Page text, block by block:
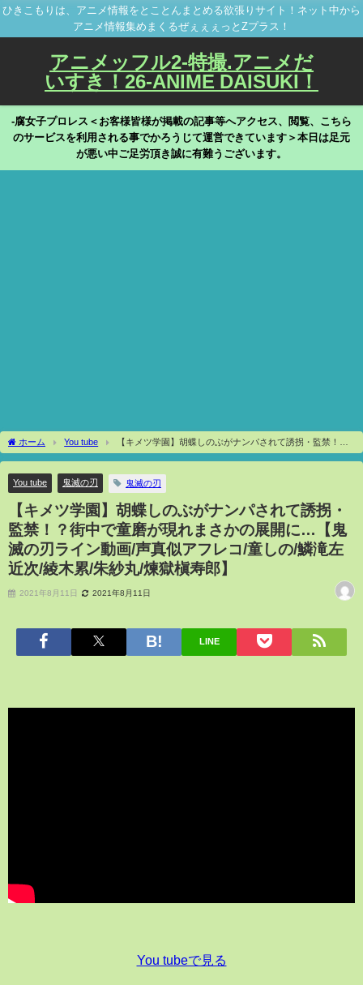
ひきこもりは、アニメ情報をとことんまとめる欲張りサイト！ネット中から
アニメ情報集めまくるぜぇぇぇっとZプラス！
アニメッフル2-特撮.アニメだ
いすき！26-ANIME DAISUKI！
-腐女子プロレス＜お客様皆様が掲載の記事等へアクセス、閲覧、こちら
のサービスを利用される事でかろうじて運営できています＞本日は足元
が悪い中ご足労頂き誠に有難うございます。
ホーム You tube
【キメツ学園】胡蝶しのぶがナンパされて誘拐・監禁！？
街中で童磨が現れまさかの展開に…【鬼滅の刃ライン動画/声真似アフレコ/童しの/鱗滝
You tube
鬼滅の刃 鬼滅の刃
【キメツ学園】胡蝶しのぶがナンパされて誘拐・
監禁！？街中で童磨が現れまさかの展開に…【鬼
滅の刃ライン動画/声真似アフレコ/童しの/鱗滝左
近次/綾木累/朱紗丸/煉獄槇寿郎】
2021年8月11日 2021年8月11日
LINE
You tubeで見る